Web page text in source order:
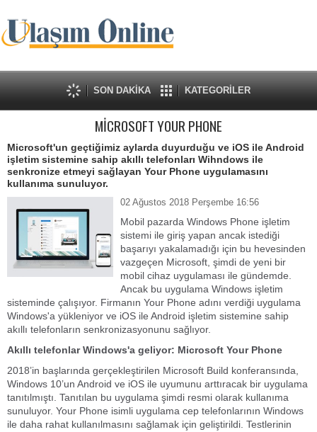
SON DAKİKA KATEGORİLER
MİCROSOFT YOUR PHONE
Microsoft'un geçtiğimiz aylarda duyurduğu ve iOS ile Android
işletim sistemine sahip akıllı telefonları Wihndows ile
senkronize etmeyi sağlayan Your Phone uygulamasını
kullanıma sunuluyor.
02 Ağustos 2018 Perşembe 16:56
Mobil pazarda Windows Phone işletim
sistemi ile giriş yapan ancak istediği
başarıyı yakalamadığı için bu hevesinden
vazgeçen Microsoft, şimdi de yeni bir
mobil cihaz uygulaması ile gündemde.
Ancak bu uygulama Windows işletim
sisteminde çalışıyor. Firmanın Your Phone adını verdiği uygulama
Windows'a yükleniyor ve iOS ile Android işletim sistemine sahip
akıllı telefonların senkronizasyonunu sağlıyor.
Akıllı telefonlar Windows'a geliyor: Microsoft Your Phone
2018’in başlarında gerçekleştirilen Microsoft Build konferansında,
Windows 10’un Android ve iOS ile uyumunu arttıracak bir uygulama
tanıtılmıştı. Tanıtılan bu uygulama şimdi resmi olarak kullanıma
sunuluyor. Your Phone isimli uygulama cep telefonlarının Windows
ile daha rahat kullanılmasını sağlamak için geliştirildi. Testlerinin